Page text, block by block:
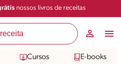
nossos livros de receitas
Cursos E-books
Compartilhar